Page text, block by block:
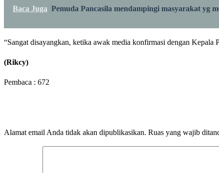
Baca Juga Pemuda Pancasila mendampingi masyarakat yg
“Sangat disayangkan, ketika awak media konfirmasi dengan Kepala
(Rikcy)
Pembaca : 672
Alamat email Anda tidak akan dipublikasikan. Ruas yang wajib